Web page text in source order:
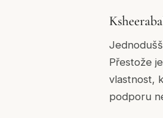
Přestože
vlastnost,
podporu